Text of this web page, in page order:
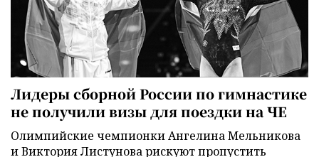
Лидеры сборной России по гимнастике
не получили визы для поездки на ЧЕ
Олимпийские чемпионки Ангелина Мельникова
и Виктория Листунова рискуют пропустить